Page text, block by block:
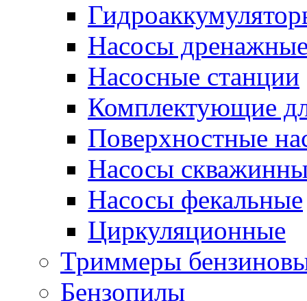
Насосы
Насосные станции
Комплектующие
Поверхностные
Насосы
Насосы фекальные
Циркуляционные
Триммеры
Бензопилы